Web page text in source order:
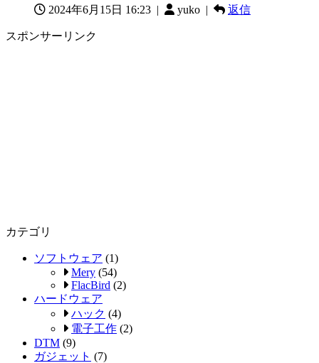
2024年6月15日 16:23 | yuko | 返信
スポンサーリンク
カテゴリ
ソフトウェア (1)
Mery (54)
FlacBird (2)
ハードウェア
ハック (4)
電子工作 (2)
DTM (9)
ガジェット (7)